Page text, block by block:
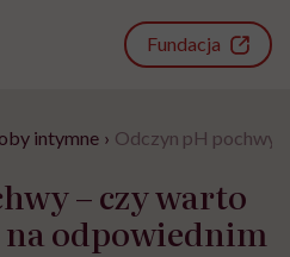
Fundacja
intymne › Odczyn pH pochwy
– czy warto
odpowiednim